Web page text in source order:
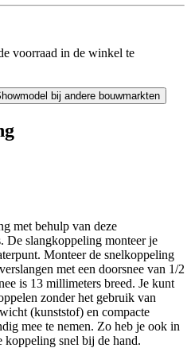
voorraad in de winkel te
bij andere bouwmarkten
met behulp van deze
De slangkoppeling monteer je
Monteer de snelkoppeling
met een doorsnee van 1/2
is 13 millimeters breed. Je kunt
zonder het gebruik van
(kunststof) en compacte
mee te nemen. Zo heb je ook in
koppeling snel bij de hand.